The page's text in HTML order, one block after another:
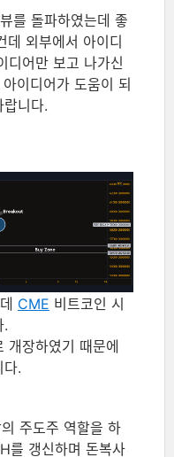
돌파하였는데 좋
외부에서 아이디
보고 나가신
아이디어가 도움이 되
CME 비트코인 시
때문에
주도주 역할을 하
갱신하며 돈복사